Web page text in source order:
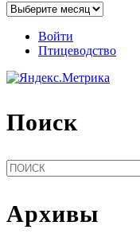
Архивы
Войти
Птицеводство
Поиск
Найти:
Архивы